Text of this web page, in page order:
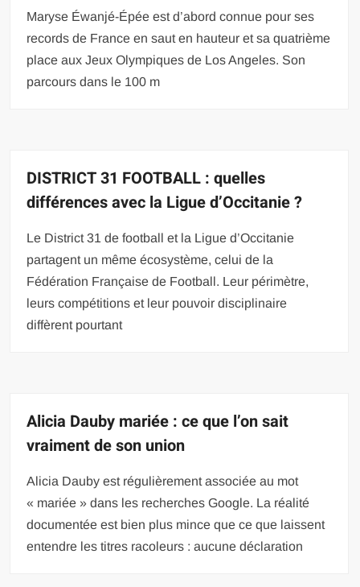
Maryse Éwanjé-Épée est d’abord connue pour ses
records de France en saut en hauteur et sa quatrième
place aux Jeux Olympiques de Los Angeles. Son
parcours dans le 100 m
DISTRICT 31 FOOTBALL : quelles
différences avec la Ligue d’Occitanie ?
Le District 31 de football et la Ligue d’Occitanie
partagent un même écosystème, celui de la
Fédération Française de Football. Leur périmètre,
leurs compétitions et leur pouvoir disciplinaire
diffèrent pourtant
Alicia Dauby mariée : ce que l’on sait
vraiment de son union
Alicia Dauby est régulièrement associée au mot
« mariée » dans les recherches Google. La réalité
documentée est bien plus mince que ce que laissent
entendre les titres racoleurs : aucune déclaration